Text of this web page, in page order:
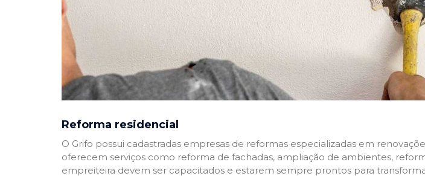
Reforma residencial
O Grifo possui cadastradas empresas de reformas especializadas em
oferecem serviços como reforma de fachadas, ampliação de ambientes,
empreiteira devem ser capacitados e estarem sempre prontos para